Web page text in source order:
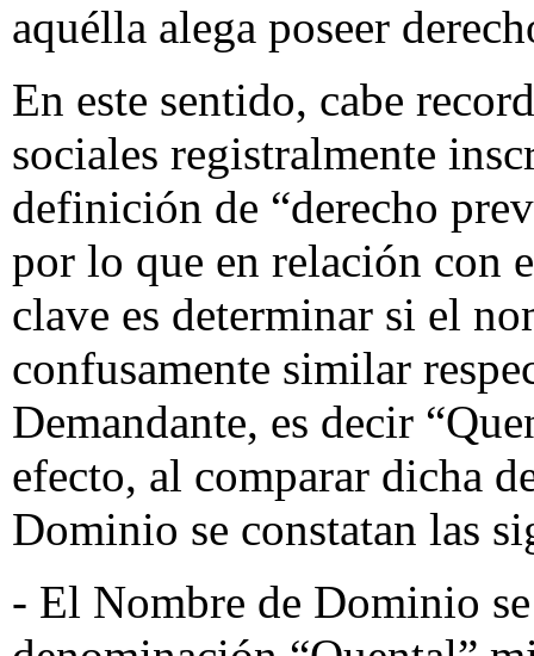
aquélla alega poseer
En este sentido, cabe
sociales registralmente
definición de “derecho
por lo que en relación con
clave es determinar si el
confusamente similar
Demandante, es decir
efecto, al comparar dicha
Dominio se constatan las
- El Nombre de Dominio